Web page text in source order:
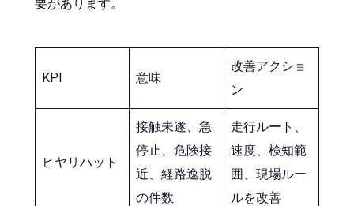
要があります。
KPI 意味
改善アクショ
ン
ヒヤリハット
接触未遂、急
停止、危険接
近、経路逸脱
の件数
走行ルート、
速度、検知範
囲、現場ルー
ルを改善